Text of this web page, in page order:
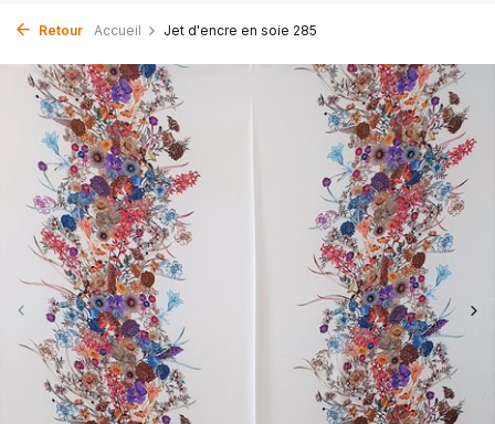
Retour Accueil Jet d'encre en soie 285